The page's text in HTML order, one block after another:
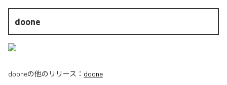
doone
dooneの他のリリース： doone